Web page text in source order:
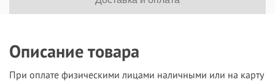
Описание товара
При оплате физическими лицами наличными или на карту